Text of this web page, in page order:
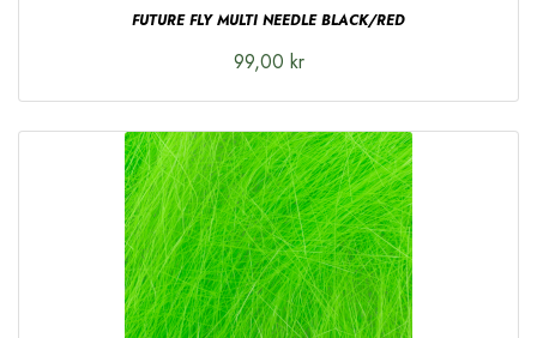
FUTURE FLY MULTI NEEDLE BLACK/RED
99,00 kr